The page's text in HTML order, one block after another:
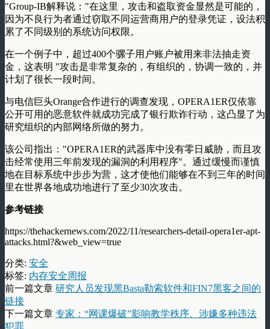
"Group-IB解释说："在这里，攻击和盗取资金显然是可能的，
因为不良行为者通过窃取不同运营商用户的登录凭证，设法积
累了不同级别的系统访问权限。
在一个例子中，超过400个骡子用户账户被用来非法抽走资
金，这表明 "攻击是非常复杂的，有组织的，协调一致的，并
计划了很长一段时间。
与电信巨头Orange合作进行的调查发现，OPERA1ER仅依靠
公开可用的恶意软件就成功完成了银行欺诈行动，这凸显了为
研究组织的内部网络所做的努力。
该公司指出："OPERA1ER的武器库中没有零日威胁，而且攻
击经常使用三年前发现的漏洞的利用程序"。通过缓慢而谨慎
地在目标系统中步步为营，这才使他们能够在不到三年的时间
里在世界各地成功地进行了至少30次攻击。
参考链接
https://thehackernews.com/2022/11/researchers-detail-opera1er-apt-
attacks.html?&web_view=true
分类: 安全
标签: 内存安全周报
前一篇文章 研究人员发现黑Basta勒索软件和FIN7黑客之间的
链接
下一篇文章 专家：“网课爆破”影响教学秩序、涉嫌多种违法
犯罪